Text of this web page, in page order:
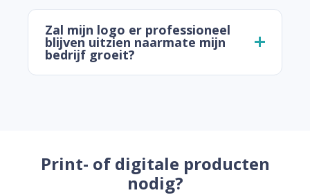
Zal mijn logo er professioneel
blijven uitzien naarmate mijn
bedrijf groeit?
Print- of digitale producten
nodig?